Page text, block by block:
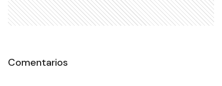
Comentarios